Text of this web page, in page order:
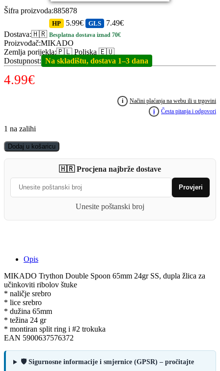
Šifra proizvoda:885878
Dostava:🇭🇷
HP 5.99€ GLS 7.49€
Besplatna dostava iznad 70€
Proizvođač:MIKADO
Zemlja porijekla:🇵🇱 Poljska 🇪🇺
Dostupnost: Na skladištu, dostava 1–3 dana
4.99€
i
Načini plaćanja na webu ili u trgovini
i
Česta pitanja i odgovori
1 na zalihi
MIKADO
Trython
Double
65mm
SS
Dodaj u košaricu
🇭🇷 Procjena najbrže dostave
Provjeri
Unesite poštanski broj
Opis
MIKADO Trython Double Spoon 65mm 24gr SS, dupla žlica za
učinkoviti ribolov štuke
* naličje srebro
* lice srebro
* dužina 65mm
* težina 24 gr
* montiran split ring i #2 trokuka
EAN 5900637576372
🛡️ Sigurnosne informacije i smjernice (GPSR) – pročitajte